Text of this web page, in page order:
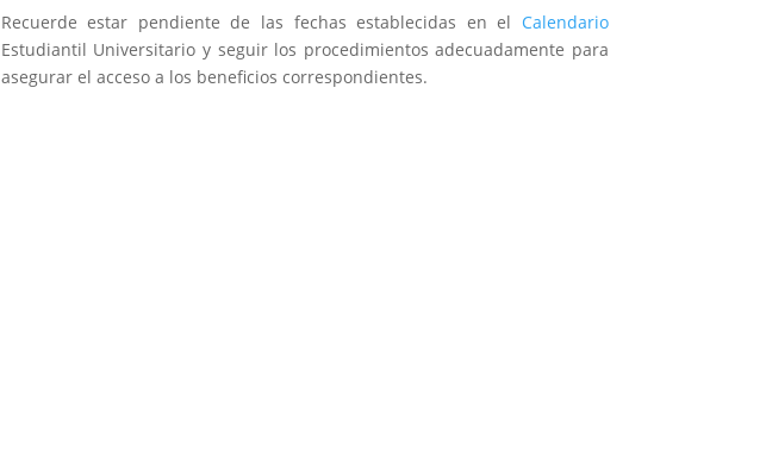
Recuerde estar pendiente de las fechas establecidas en el Calendario
Estudiantil Universitario y seguir los procedimientos adecuadamente para
asegurar el acceso a los beneficios correspondientes.